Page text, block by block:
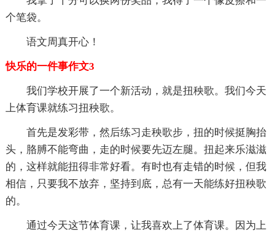
个笔袋。
语文周真开心！
快乐的一件事作文3
我们学校开展了一个新活动，就是扭秧歌。我们今天
上体育课就练习扭秧歌。
首先是发彩带，然后练习走秧歌步，扭的时候挺胸抬
头，胳膊不能弯曲，走的时候要先迈左腿。扭起来乐滋滋
的，这样就能扭得非常好看。有时也有走错的时候，但我
相信，只要我不放弃，坚持到底，总有一天能练好扭秧歌
的。
通过今天这节体育课，让我喜欢上了体育课。因为上